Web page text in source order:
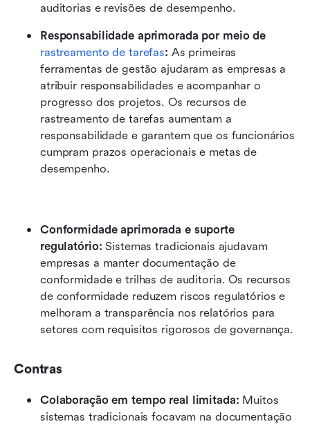
auditorias e revisões de desempenho.
rastreamento de tarefas: As primeiras
ferramentas de gestão ajudaram as empresas a
atribuir responsabilidades e acompanhar o
progresso dos projetos. Os recursos de
rastreamento de tarefas aumentam a
responsabilidade e garantem que os funcionários
cumpram prazos operacionais e metas de
desempenho.
Conformidade aprimorada e suporte
regulatório: Sistemas tradicionais ajudavam
empresas a manter documentação de
conformidade e trilhas de auditoria. Os recursos
de conformidade reduzem riscos regulatórios e
melhoram a transparência nos relatórios para
setores com requisitos rigorosos de governança.
Contras
Colaboração em tempo real limitada: Muitos
sistemas tradicionais focavam na documentação